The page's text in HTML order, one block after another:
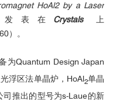
HoAl2 by a Laser
表在 Crystals上
）。
为Quantum Design Japan
浮区法单晶炉， HoAl2单晶
司推出的型号为s-Laue的新